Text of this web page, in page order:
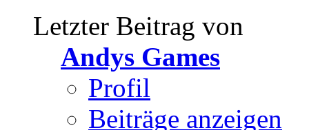
Letzter Beitrag von
Andys Games
Profil
Beiträge anzeigen